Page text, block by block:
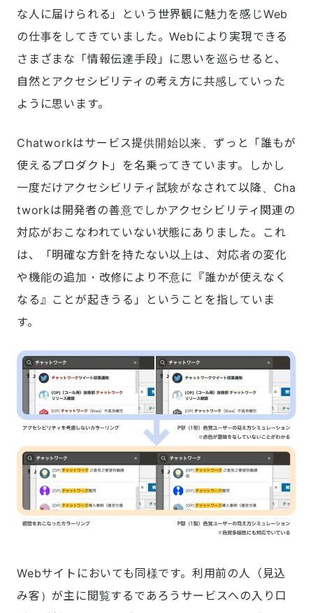
な人に届けられる」という世界観に魅力を感じWeb
の仕事をしてきていました。Webにより実現できる
さまざまな「情報伝達手段」に思いを巡らせると、
自然とアクセシビリティの考え方に共感していった
ように思います。
Chatworkはサービス提供開始以来、ずっと「誰もが
使えるプロダクト」を名乗ってきています。しかし
一度だけアクセシビリティ試験がなされて以降、Cha
tworkは開発者の善意でしかアクセシビリティ関連の
対応がおこなわれていない状態にありました。これ
は、「明確な方針を持たない以上は、対応者の変化
や機能の追加・改修により不意に『誰かが使えなく
なる』ことが起きうる」ということを指していま
す。
Webサイトにおいても同様です。利用前の人（見込
み客）が主に閲覧するであろうサービスへの入り口